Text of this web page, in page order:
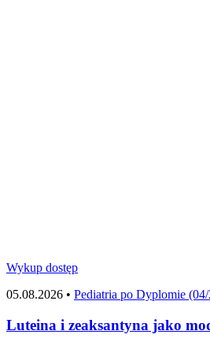
Wykup dostęp
05.08.2026 • Pediatria po Dyplomie
Luteina i zeaksantyna jako